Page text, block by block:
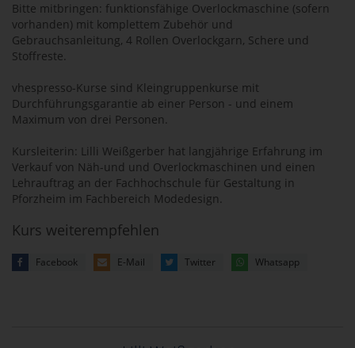
Bitte mitbringen: funktionsfähige Overlockmaschine (sofern
vorhanden) mit komplettem Zubehör und
Gebrauchsanleitung, 4 Rollen Overlockgarn, Schere und
Stoffreste.
vhespresso-Kurse sind Kleingruppenkurse mit
Durchführungsgarantie ab einer Person - und einem
Maximum von drei Personen.
Kursleiterin: Lilli Weißgerber hat langjährige Erfahrung im
Verkauf von Näh-und und Overlockmaschinen und einen
Lehrauftrag an der Fachhochschule für Gestaltung in
Pforzheim im Fachbereich Modedesign.
Kurs weiterempfehlen
Facebook E-Mail Twitter Whatsapp